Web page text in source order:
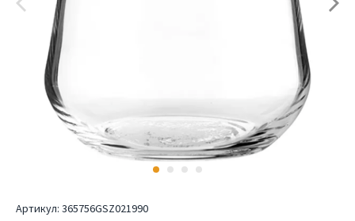
Артикул: 365756GSZ021990